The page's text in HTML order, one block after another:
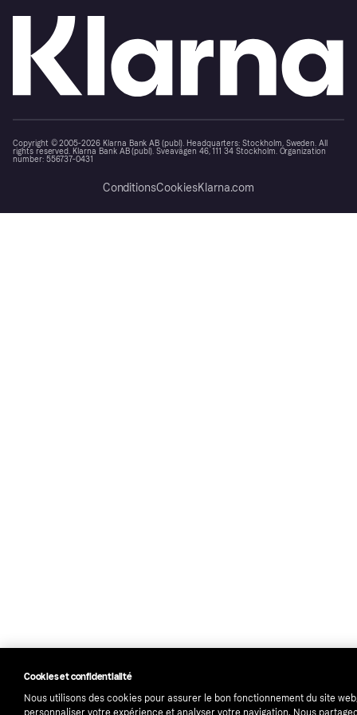
Copyright © 2005-2026 Klarna Bank AB (publ). Headquarters: Stockholm, Sweden. All
rights reserved. Klarna Bank AB (publ). Sveavägen 46, 111 34 Stockholm. Organization
number: 556737-0431
ConditionsCookiesKlarna.com
Cookies et confidentialité
Nous utilisons des cookies pour assurer le bon fonctionnement du site
personnaliser votre expérience et analyser votre navigation. Nous